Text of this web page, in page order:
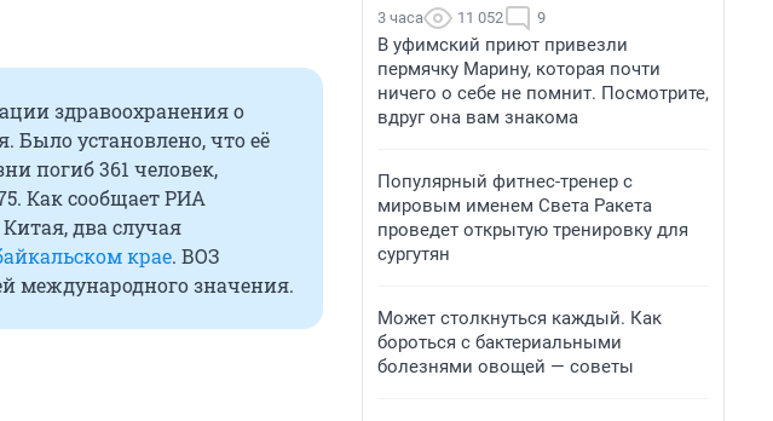
здравоохранения о
Было установлено, что её
погиб 361 человек,
Как сообщает РИА
два случая
крае. ВОЗ
международного значения.
3 часа 11 052 9
В уфимский приют привезли
пермячку Марину, которая почти
ничего о себе не помнит. Посмотрите,
вдруг она вам знакома
Популярный фитнес-тренер с
мировым именем Света Ракета
проведет открытую тренировку для
сургутян
Может столкнуться каждый. Как
бороться с бактериальными
болезнями овощей — советы